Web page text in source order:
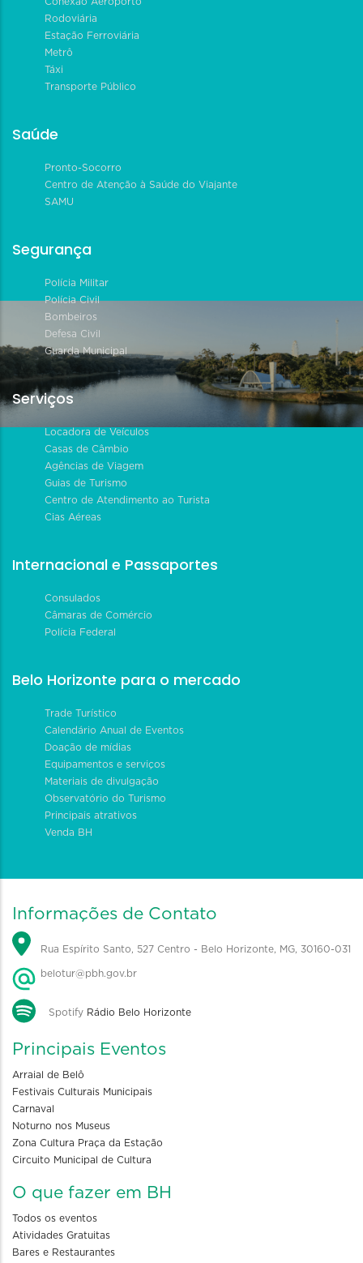
Conexão Aeroporto
Rodoviária
Estação Ferroviária
Metrô
Táxi
Transporte Público
Saúde
Pronto-Socorro
Centro de Atenção à Saúde do Viajante
SAMU
Segurança
Polícia Militar
Polícia Civil
Bombeiros
Defesa Civil
Guarda Municipal
Serviços
Locadora de Veículos
Casas de Câmbio
Agências de Viagem
Guias de Turismo
Centro de Atendimento ao Turista
Cias Aéreas
Internacional e Passaportes
Consulados
Câmaras de Comércio
Polícia Federal
Belo Horizonte para o mercado
Trade Turístico
Calendário Anual de Eventos
Doação de mídias
Equipamentos e serviços
Materiais de divulgação
Observatório do Turismo
Principais atrativos
Venda BH
Informações de Contato
Rua Espírito Santo, 527 Centro - Belo Horizonte, MG, 30160-031
belotur@pbh.gov.br
Spotify Rádio Belo Horizonte
Principais Eventos
Arraial de Belô
Festivais Culturais Municipais
Carnaval
Noturno nos Museus
Zona Cultura Praça da Estação
Circuito Municipal de Cultura
O que fazer em BH
Todos os eventos
Atividades Gratuitas
Bares e Restaurantes